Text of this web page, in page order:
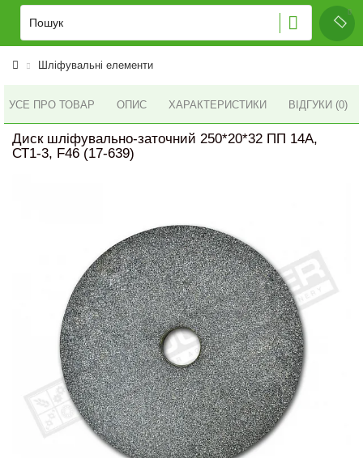
Шліфувальні елементи
УСЕ ПРО ТОВАР ОПИС ХАРАКТЕРИСТИКИ ВІДГУКИ (0)
Диск шліфувально-заточний 250*20*32 ПП 14А,
СТ1-3, F46 (17-639)